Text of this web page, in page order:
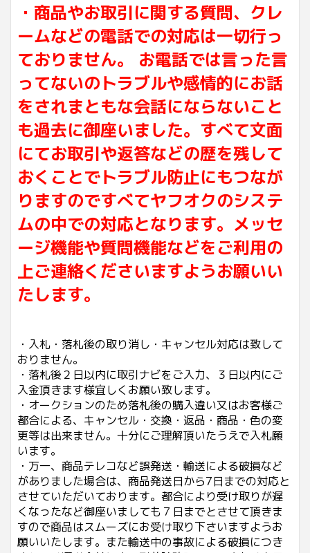
・商品やお取引に関する質問、クレ
ームなどの電話での対応は一切行っ
ておりません。 お電話では言った言
ってないのトラブルや感情的にお話
をされまともな会話にならないこと
も過去に御座いました。すべて文面
にてお取引や返答などの歴を残して
おくことでトラブル防止にもつなが
りますのですべてヤフオクのシステ
ムの中での対応となります。メッセ
ージ機能や質問機能などをご利用の
上ご連絡くださいますようお願いい
たします。
・入札・落札後の取り消し・キャンセル対応は致して
おりません。
・落札後２日以内に取引ナビをご入力、３日以内にご
入金頂きます様宜しくお願い致します。
・オークションのため落札後の購入違い又はお客様ご
都合による、キャンセル・交換・返品・商品・色の変
更等は出来ません。十分にご理解頂いたうえで入札願
います。
・万一、商品テレコなど誤発送・輸送による破損など
がありました場合は、商品発送日から7日までの対応と
させていただいております。都合により受け取りが遅
くなったなど御座いましても７日までとさせて頂きま
すので商品はスムーズにお受け取り下さいますようお
願いいたします。また輸送中の事故による破損につき